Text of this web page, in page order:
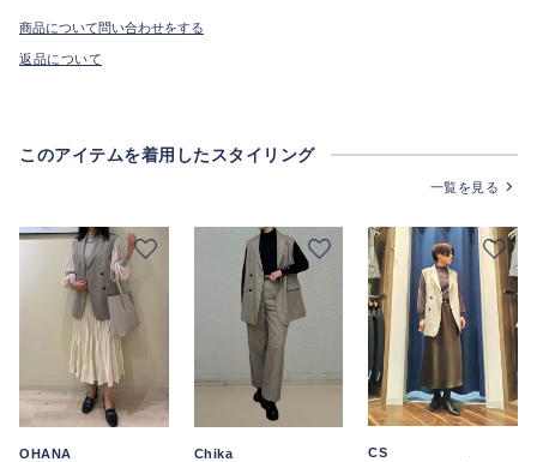
商品について問い合わせをする
返品について
このアイテムを着用したスタイリング
一覧を見る
OHANA
Chika
CS